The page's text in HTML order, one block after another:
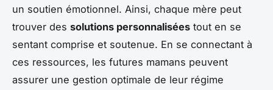
un soutien émotionnel. Ainsi, chaque mère peut
trouver des solutions personnalisées tout en se
sentant comprise et soutenue. En se connectant à
ces ressources, les futures mamans peuvent
assurer une gestion optimale de leur régime